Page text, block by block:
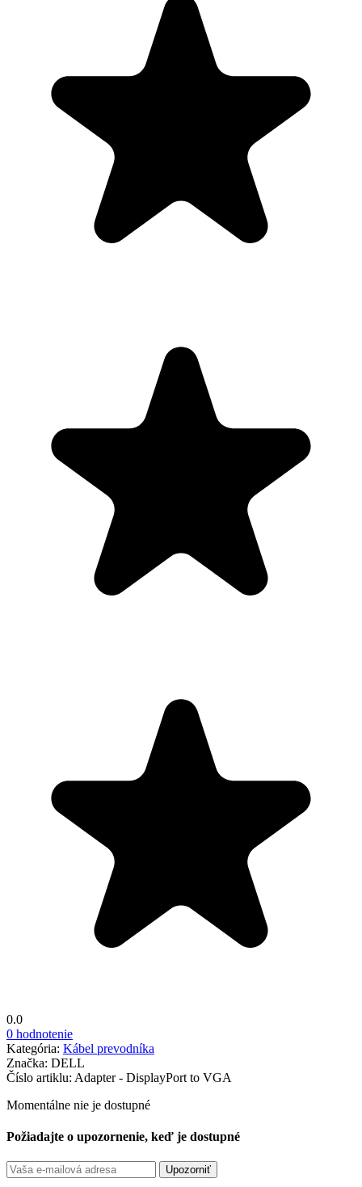
0.0
0 hodnotenie
Kategória: Kábel prevodníka
Značka: DELL
Číslo artiklu: Adapter - DisplayPort to VGA
Momentálne nie je dostupné
Požiadajte o upozornenie, keď je dostupné
Upozorniť